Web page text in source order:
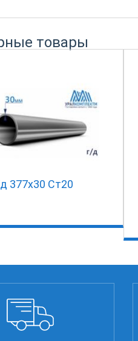
товары
377х30 Ст20